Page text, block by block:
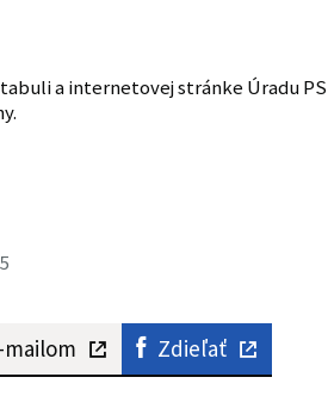
a internetovej stránke Úradu
Zdieľať